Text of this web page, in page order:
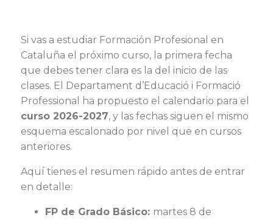
Si vas a estudiar Formación Profesional en
Cataluña el próximo curso, la primera fecha
que debes tener clara es la del inicio de las
clases. El Departament d’Educació i Formació
Professional ha propuesto el calendario para el
curso 2026-2027, y las fechas siguen el mismo
esquema escalonado por nivel que en cursos
anteriores.
Aquí tienes el resumen rápido antes de entrar
en detalle:
FP de Grado Básico: martes 8 de